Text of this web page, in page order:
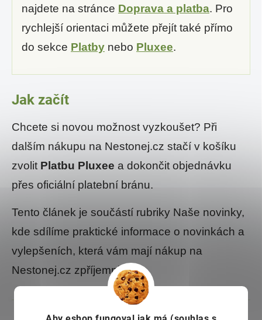
najdete na stránce Doprava a platba. Pro
rychlejší orientaci můžete přejít také přímo
do sekce Platby nebo Pluxee.
Jak začít
Chcete si novou možnost vyzkoušet? Při
dalším nákupu na Nestonej.cz stačí v košíku
zvolit Platbu Pluxee a dokončit objednávku
přes oficiální platební bránu.
Tento článek je součástí rubriky Naše novinky,
kde sdílíme praktické informace o novinkách a
vylepšeních, která vám mají nákup na
Nestonej.cz zpříjemnit.